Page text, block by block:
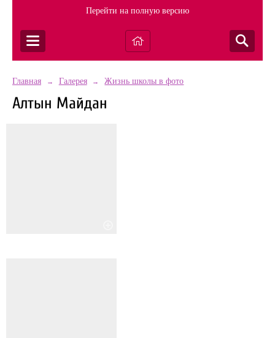
Перейти на полную версию
Главная → Галерея → Жизнь школы в фото
Алтын Майдан